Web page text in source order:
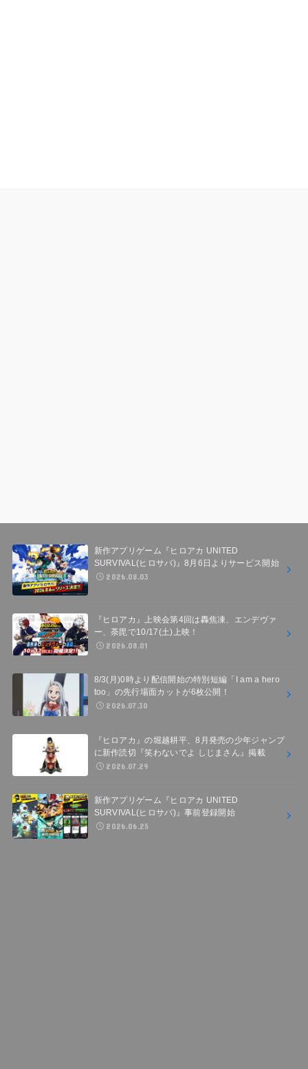
新作アプリゲーム『ヒロアカ UNITED
SURVIVAL(ヒロサバ)』8月6日よりサービス開始
2026.08.03
『ヒロアカ』上映会第4回は轟焦凍、エンデヴァ
ー、荼毘で10/17(土)上映！
2026.08.01
8/3(月)0時より配信開始の特別短編「I am a hero
too」の先行場面カットが6枚公開！
2026.07.30
『ヒロアカ』の堀越耕平、8月発売の少年ジャンプ
に新作読切『笑わないでよ しじまさん』掲載
2026.07.29
新作アプリゲーム『ヒロアカ UNITED
SURVIVAL(ヒロサバ)』事前登録開始
2026.06.25